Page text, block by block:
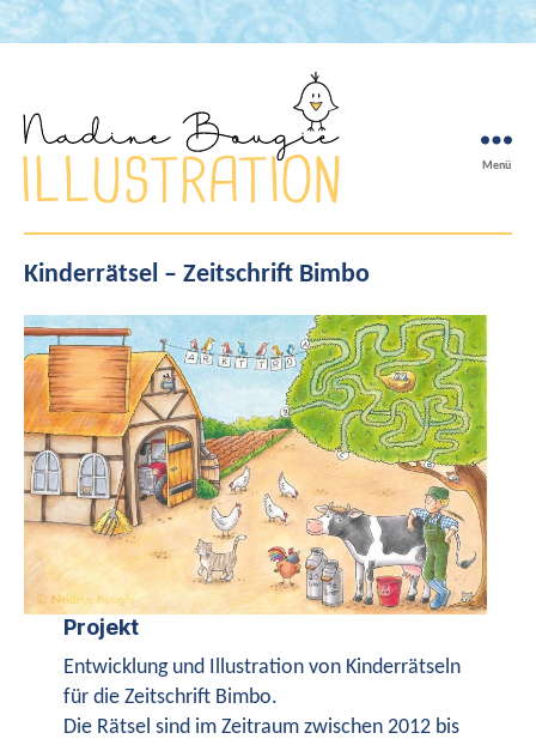
Menü
Kinderrätsel – Zeitschrift Bimbo
Projekt
Entwicklung und Illustration von Kinderrätseln
für die Zeitschrift Bimbo.
Die Rätsel sind im Zeitraum zwischen 2012 bis